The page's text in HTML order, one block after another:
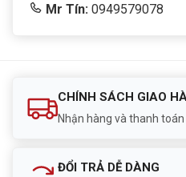
Mr Tín: 0949579078
CHÍNH SÁCH GIAO
Nhận hàng và thanh toán
ĐỔI TRẢ DỄ DÀNG